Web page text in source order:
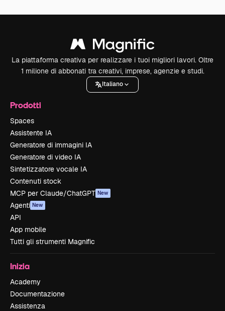
La piattaforma creativa per realizzare i tuoi migliori lavori. Oltre
1 milione di abbonati tra creativi, imprese, agenzie e studi.
Italiano
Prodotti
Spaces
Assistente IA
Generatore di immagini IA
Generatore di video IA
Sintetizzatore vocale IA
Contenuti stock
MCP per Claude/ChatGPT New
Agenti New
API
App mobile
Tutti gli strumenti Magnific
Inizia
Academy
Documentazione
Assistenza